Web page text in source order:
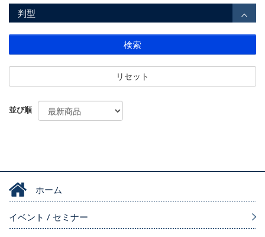
判型
検索
リセット
並び順
ホーム
イベント / セミナー